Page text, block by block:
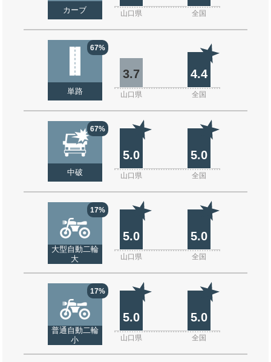
カーブ 山口県 全国
67%
単路
3.7 4.4
山口県 全国
67%
中破
5.0 5.0
山口県 全国
17%
大型自動二輪
大
5.0 5.0
山口県 全国
17%
普通自動二輪
小
5.0 5.0
山口県 全国